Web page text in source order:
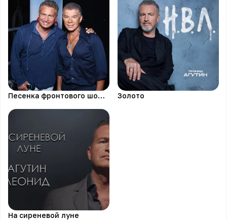
Песенка фронтового шофера Золото
На сиреневой луне